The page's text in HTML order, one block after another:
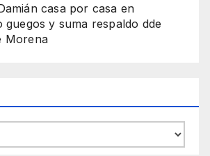
casa por casa en
guegos y suma respaldo dde
Morena